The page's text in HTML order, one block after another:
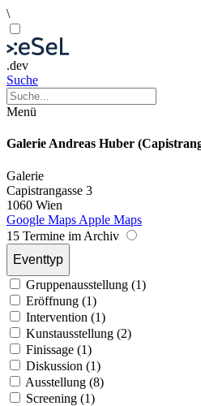
\
.dev
Suche
Menü
Galerie Andreas Huber
Galerie
Capistrangasse 3
1060 Wien
Google Maps Apple Maps
15 Termine im Archiv
Eventtyp
Gruppenausstellung (1)
Eröffnung (1)
Intervention (1)
Kunstausstellung (2)
Finissage (1)
Diskussion (1)
Ausstellung (8)
Screening (1)